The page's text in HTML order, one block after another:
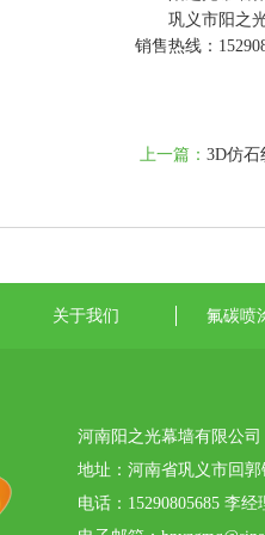
巩义市阳之光
销售热线：
上一篇：3D仿石
关于我们 氟碳喷
河南阳之光幕墙有限公司
地址：河南省巩义市回郭
电话：15290805685 李经